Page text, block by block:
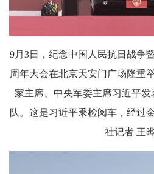
9月3日，纪念中国人民抗日战争
周年大会在北京天安门广场隆重
家主席、中央军委主席习近平
队。这是习近平乘检阅车，经过
社记者 王